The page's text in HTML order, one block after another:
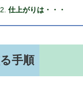
仕上がりは・・・
手順